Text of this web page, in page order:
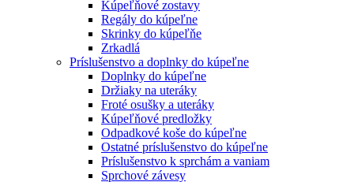
Kúpeľňové zostavy
Regály do kúpeľne
Skrinky do kúpeľňe
Zrkadlá
Príslušenstvo a doplnky do kúpeľne
Doplnky do kúpeľne
Držiaky na uteráky
Froté osušky a uteráky
Kúpeľňové predložky
Odpadkové koše do kúpeľne
Ostatné príslušenstvo do kúpeľne
Príslušenstvo k sprchám a vaniam
Sprchové závesy